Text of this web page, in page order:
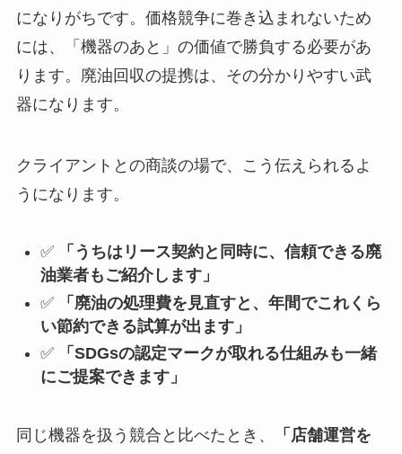
になりがちです。価格競争に巻き込まれないため
には、「機器のあと」の価値で勝負する必要があ
ります。廃油回収の提携は、その分かりやすい武
器になります。
クライアントとの商談の場で、こう伝えられるよ
うになります。
✅
「うちはリース契約と同時に、信頼できる廃
油業者もご紹介します」
✅
「廃油の処理費を見直すと、年間でこれくら
い節約できる試算が出ます」
✅
「SDGsの認定マークが取れる仕組みも一緒
にご提案できます」
同じ機器を扱う競合と比べたとき、
「店舗運営を